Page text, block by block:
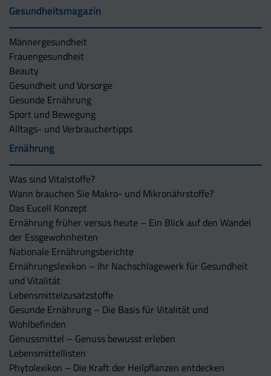
Gesundheitsmagazin
Männergesundheit
Frauengesundheit
Beauty
Gesundheit und Vorsorge
Gesunde Ernährung
Sport und Bewegung
Alltags- und Verbrauchertipps
Ernährung
Was sind Vitalstoffe?
Wann brauchen Sie Makro- und Mikronährstoffe?
Das Eucell Konzept
Ernährung früher versus heute – Ein Blick auf den Wandel
der Essgewohnheiten
Nationale Ernährungsberichte
Ernährungslexikon – Ihr Nachschlagewerk für Gesundheit
und Vitalität
Lebensmittelzusatzstoffe
Gesunde Ernährung – Die Basis für Vitalität und
Wohlbefinden
Genussmittel – Genuss bewusst erleben
Lebensmittellisten
Phytolexikon – Die Kraft der Heilpflanzen entdecken